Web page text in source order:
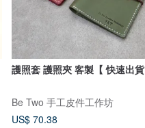
Be Two 手工皮件工作坊
US$ 70.38